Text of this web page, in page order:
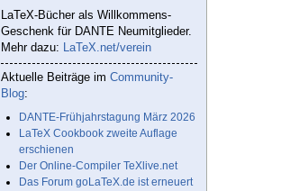
LaTeX-Bücher als Willkommens-
Geschenk für DANTE Neumitglieder.
Mehr dazu: LaTeX.net/verein
Aktuelle Beiträge im Community-
Blog:
DANTE-Frühjahrstagung März 2026
LaTeX Cookbook zweite Auflage
erschienen
Der Online-Compiler TeXlive.net
Das Forum goLaTeX.de ist erneuert